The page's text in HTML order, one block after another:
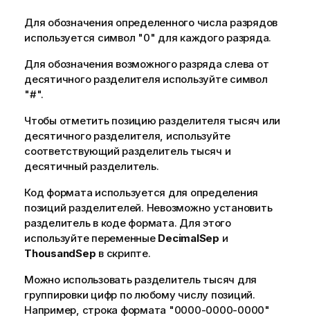
Для обозначения определенного числа разрядов
используется символ "0" для каждого разряда.
Для обозначения возможного разряда слева от
десятичного разделителя используйте символ
"#".
Чтобы отметить позицию разделителя тысяч или
десятичного разделителя, используйте
соответствующий разделитель тысяч и
десятичный разделитель.
Код формата используется для определения
позиций разделителей. Невозможно установить
разделитель в коде формата. Для этого
используйте переменные DecimalSep и
ThousandSep в скрипте.
Можно использовать разделитель тысяч для
группировки цифр по любому числу позиций.
Например, строка формата "0000-0000-0000"